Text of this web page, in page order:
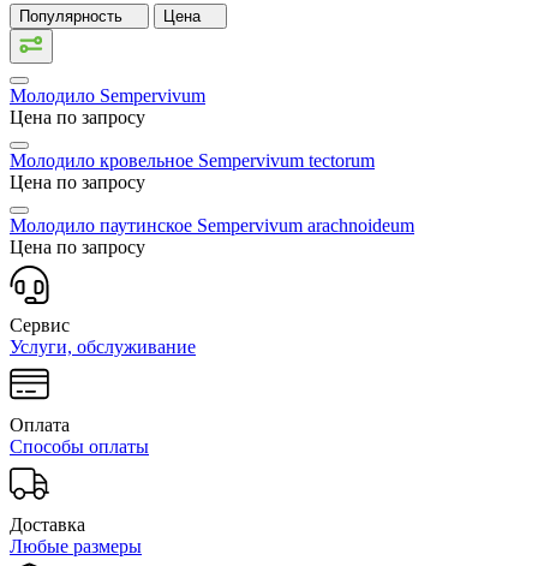
Популярность Цена
Молодило Sempervivum
Цена по запросу
Молодило кровельное Sempervivum tectorum
Цена по запросу
Молодило паутинское Sempervivum arachnoideum
Цена по запросу
Сервис
Услуги, обслуживание
Оплата
Способы оплаты
Доставка
Любые размеры